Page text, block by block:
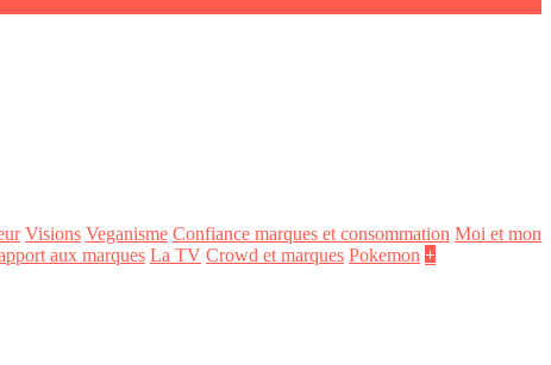
Visions Veganisme Confiance marques et consommation Moi et mon
aux marques La TV Crowd et marques Pokemon +